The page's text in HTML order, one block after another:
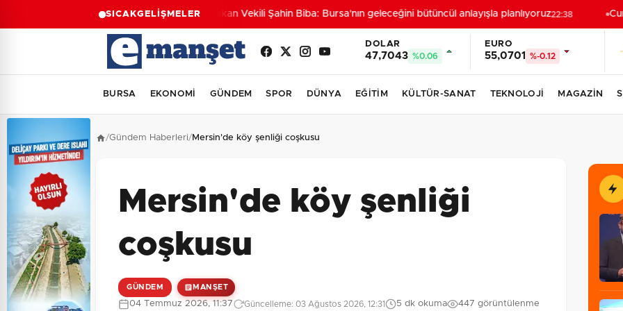
SICAKGELİŞMELERBaşkan Vekili Şahin Biba: Bursa'nın geleceğini bütüncül anlayışla planlıyoruz22:38
DOLAR
47,7043 %0.06
EURO
55,0701 %-0.12
BURSA EKONOMİ GÜNDEM SPOR DÜNYA EĞİTİM KÜLTÜR-SANAT TEKNOLOJİ MAGAZİN
/Gündem Haberleri/Mersin'de köy şenliği coşkusu
Mersin'de köy şenliği
coşkusu
GÜNDEM MANŞET
04 Temmuz 2026, 11:37 Güncelleme: 03 Ağustos 2026, 12:31 5 dk okuma 447 görüntülenme